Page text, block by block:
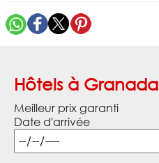
Hôtels à Granada
Meilleur prix garanti
Date d'arrivée